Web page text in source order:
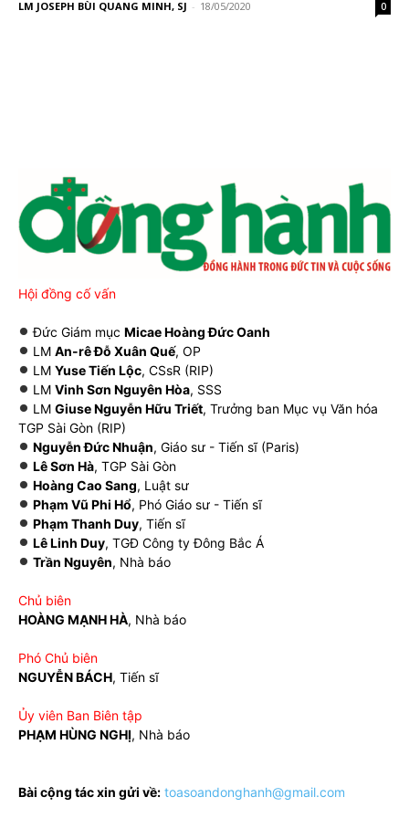
LM JOSEPH BÙI QUANG MINH, SJ - 18/05/2020 0
Hội đồng cố vấn
Đức Giám mục Micae Hoàng Đức Oanh
LM An-rê Đỗ Xuân Quế, OP
LM Yuse Tiến Lộc, CSsR (RIP)
LM Vinh Sơn Nguyên Hòa, SSS
LM Giuse Nguyễn Hữu Triết, Trưởng ban Mục vụ Văn hóa
TGP Sài Gòn (RIP)
Nguyễn Đức Nhuận, Giáo sư - Tiến sĩ (Paris)
Lê Sơn Hà, TGP Sài Gòn
Hoàng Cao Sang, Luật sư
Phạm Vũ Phi Hổ, Phó Giáo sư - Tiến sĩ
Phạm Thanh Duy, Tiến sĩ
Lê Linh Duy, TGĐ Công ty Đông Bắc Á
Trần Nguyên, Nhà báo
Chủ biên
HOÀNG MẠNH HÀ, Nhà báo
Phó Chủ biên
NGUYỄN BÁCH, Tiến sĩ
Ủy viên Ban Biên tập
PHẠM HÙNG NGHỊ, Nhà báo
Bài cộng tác xin gửi về: toasoandonghanh@gmail.com